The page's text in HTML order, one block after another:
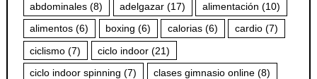
abdominales (8) adelgazar (17) alimentación (10)
alimentos (6) boxing (6) calorias (6) cardio (7)
ciclismo (7) ciclo indoor (21)
ciclo indoor spinning (7) clases gimnasio online (8)